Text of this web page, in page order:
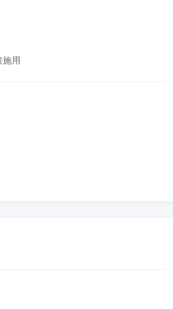
施用